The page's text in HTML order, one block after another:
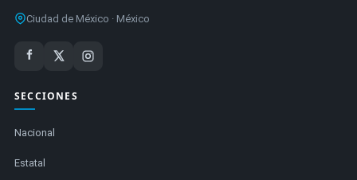
Ciudad de México · México
SECCIONES
Nacional
Estatal